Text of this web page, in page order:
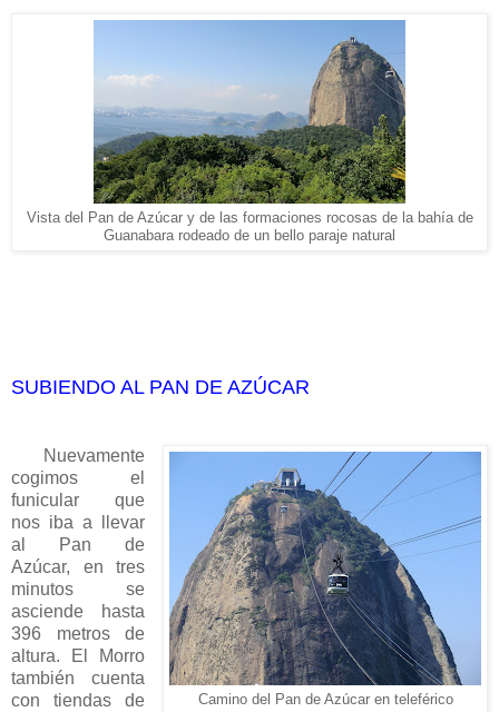
Vista del Pan de Azúcar y de las formaciones rocosas de la bahía de
Guanabara rodeado de un bello paraje natural
SUBIENDO AL PAN DE AZÚCAR
Camino del Pan de Azúcar en teleférico
Nuevamente
cogimos el
funicular que
nos iba a llevar
al Pan de
Azúcar, en tres
minutos se
asciende hasta
396 metros de
altura. El Morro
también cuenta
con tiendas de